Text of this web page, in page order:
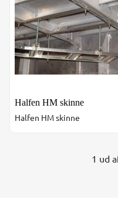
Halfen HM skinne
Halfen HM skinne
1 ud